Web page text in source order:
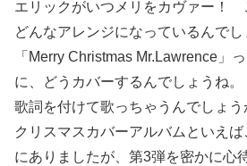
エリックがいつメリをカヴァー！
どんなアレンジになっているんでし
「Merry Christmas Mr.Lawrence」
に、どうカバーするんでしょうね。
歌詞を付けて歌っちゃうんでしょう
クリスマスカバーアルバムといえ
にありましたが、第3弾を密かに心